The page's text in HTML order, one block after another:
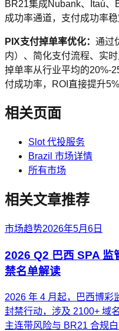
BR21集成Nubank、Itaú
成功率通道，支付成功率稳
PIX支付掉单率优化： 通过
内）、简化支付流程、实
掉单率从行业平均的20%-
付成功率，ROI直接提升
相关页面
Slot 代投服务
Brazil 市场详情
所有市场
相关文章推荐
市场趋势2026年5月6日
2026 Q2 巴西 SPA 监
禁名单解读
2026 年 4 月起，巴西博彩
封禁行动，涉及 2100+ 域
主连带风险与 BR21 合规白